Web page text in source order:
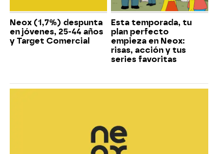
Neox (1,7%) despunta
en jóvenes, 25-44 años
y Target Comercial
Esta temporada, tu
plan perfecto
empieza en Neox:
risas, acción y tus
series favoritas